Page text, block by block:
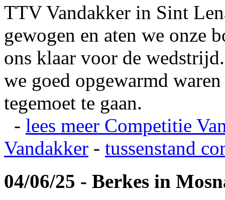
TTV Vandakker in Sint
gewogen en aten we onze
ons klaar voor de
we goed opgewarmd
tegemoet te gaan.
- lees meer Competitie
Vandakker - tussenstand
04/06/25 - Berkes in